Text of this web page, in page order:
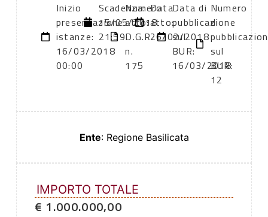
Inizio
presentazione
istanze:
16/03/2018
00:00
Scadenza:
15/05/2018
21:59
Numero
atto:
D.G.R.
n.
175
Data
atto:
26/02/2018
Data di
pubblicazione
sul
BUR:
16/03/2018
Numero
di
sul
BUR:
12
Ente: Regione Basilicata
IMPORTO TOTALE
€ 1.000.000,00